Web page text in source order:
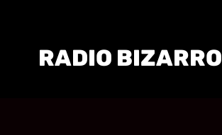
RADIO BIZARRO